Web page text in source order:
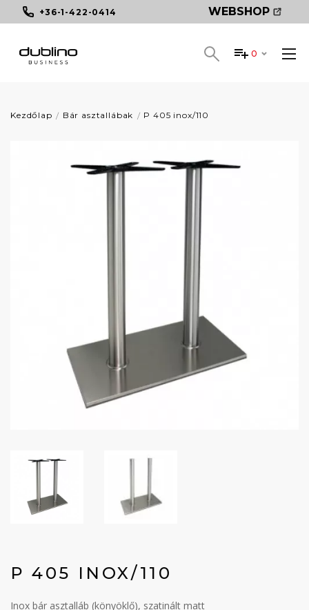
+36-1-422-0414 WEBSHOP
0
Kezdőlap Bár asztallábak P 405 inox/110
P 405 INOX/110
Inox bár asztalláb (könyöklő), szatinált matt